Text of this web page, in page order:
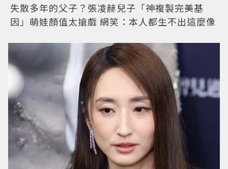
失散多年的父子？張凌赫兒子「神複製完美基
因」萌娃顏值太搶戲 網笑：本人都生不出這麼像